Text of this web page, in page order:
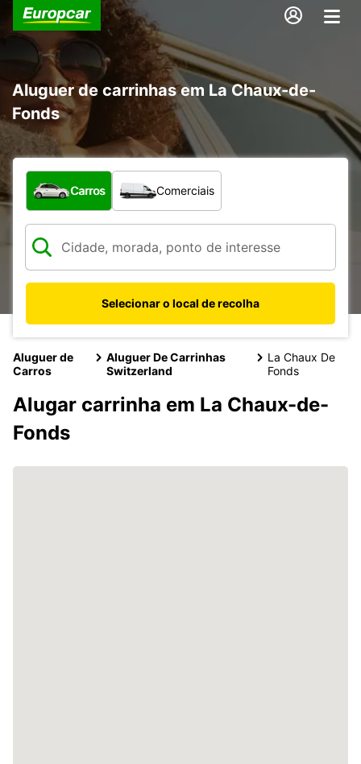
Aluguer de carrinhas em La Chaux-de-
Fonds
Que tipo de veículo pretende?
Carros Comerciais
Selecionar o local de recolha
Aluguer de
Carros
Aluguer De Carrinhas
Switzerland
La Chaux De
Fonds
Alugar carrinha em La Chaux-de-
Fonds